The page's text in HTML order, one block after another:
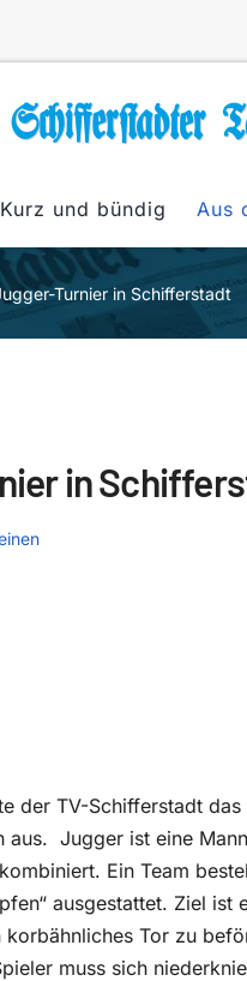
Kurz und bündig Aus
Turnier in Schifferstadt
in
der TV-Schifferstadt
aus. Jugger ist eine
Ein Team
ausgestattet. Ziel ist
Tor zu
muss sich